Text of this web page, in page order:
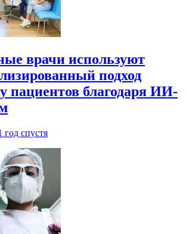
врачи используют
подход
пациентов благодаря ИИ-
год спустя